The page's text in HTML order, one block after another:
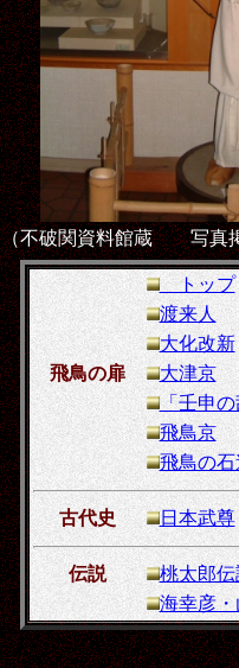
（不破関資料館蔵 写真
飛鳥の扉
トップ
渡来人
大化改新
大津京
「壬申
飛鳥京
飛鳥の石
古代史 日本武尊
伝説 桃太郎伝
海幸彦